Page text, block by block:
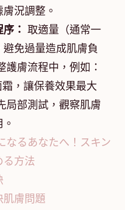
況調整。
： 取適量（通常一
免過量造成肌膚負
膚流程中，例如：
，讓保養效果最大
局部測試，觀察肌膚
なるあなたへ！スキン
る方法
膚問題